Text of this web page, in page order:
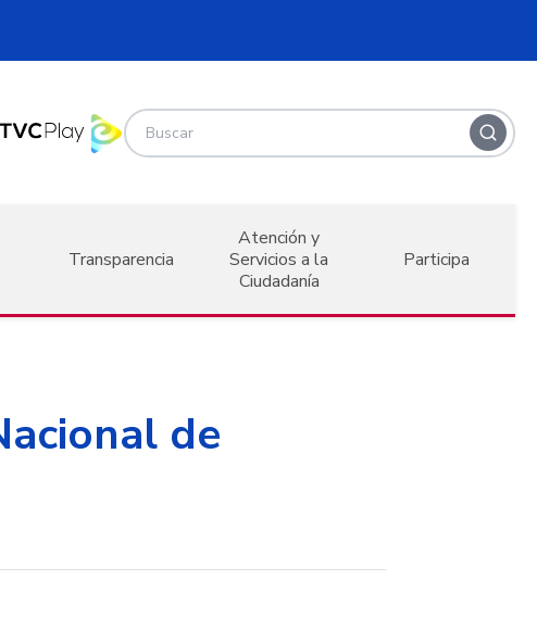
Transparencia
Atención y
Servicios a la
Ciudadanía
Participa
de